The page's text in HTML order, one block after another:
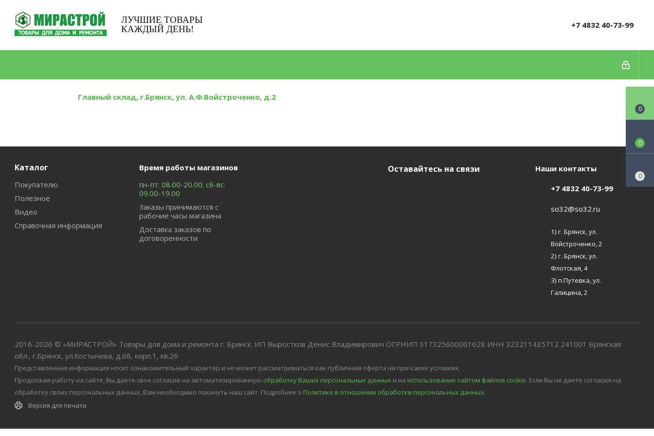
ЛУЧШИЕ ТОВАРЫ
КАЖДЫЙ ДЕНЬ!
+7 4832 40-73-99
Главный склад, г.Брянск, ул. А.Ф.Войстроченко, д.2
Каталог
Покупателю
Полезное
Видео
Справочная информация
Время работы магазинов
пн-пт: 08.00-20.00; сб-вс:
09.00-19.00
Заказы принимаются с
рабочие часы магазина
Доставка заказов по
договоренности
Оставайтесь на связи Наши контакты
+7 4832 40-73-99
so32@so32.ru
1) г. Брянск, ул.
Войстроченко, 2
2) г. Брянск, ул.
Флотская, 4
3) п.Путевка, ул.
Галицина, 2
2016-2026 © «МИРАСТРОЙ» Товары для дома и ремонта г. Брянск. ИП Выростков Денис Владимирович ОГРНИП 317325600001628 ИНН 323211435712 241001 Брянская
обл., г.Брянск, ул.Костычева, д.68, корп.1, кв.26
Представленная информация носит ознакомительный характер и не может рассматриваться как публичная оферта ни при каких условиях.
Продолжая работу на сайте, Вы даете свое согласие на автоматизированную обработку Ваших персональных данных и на использование сайтом файлов cookie. Если Вы не даете согласия на
обработку своих персональных данных, Вам необходимо покинуть наш сайт. Подробнее о Политике в отношении обработки персональных данных.
Версия для печати
0
0
0